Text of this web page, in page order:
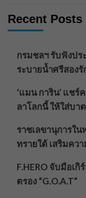
Recent Posts
กรมชลฯ รับฟังป
ระบายน้ำศรีสองรั
‘แมน การิน’ แช
ลาโลกนี้ ให้ใส่บา
ราชเลขานุการใ
ทรายใต้ เสริมคว
F.HERO จับมือเกิ
ตรอง “G.O.A.T”